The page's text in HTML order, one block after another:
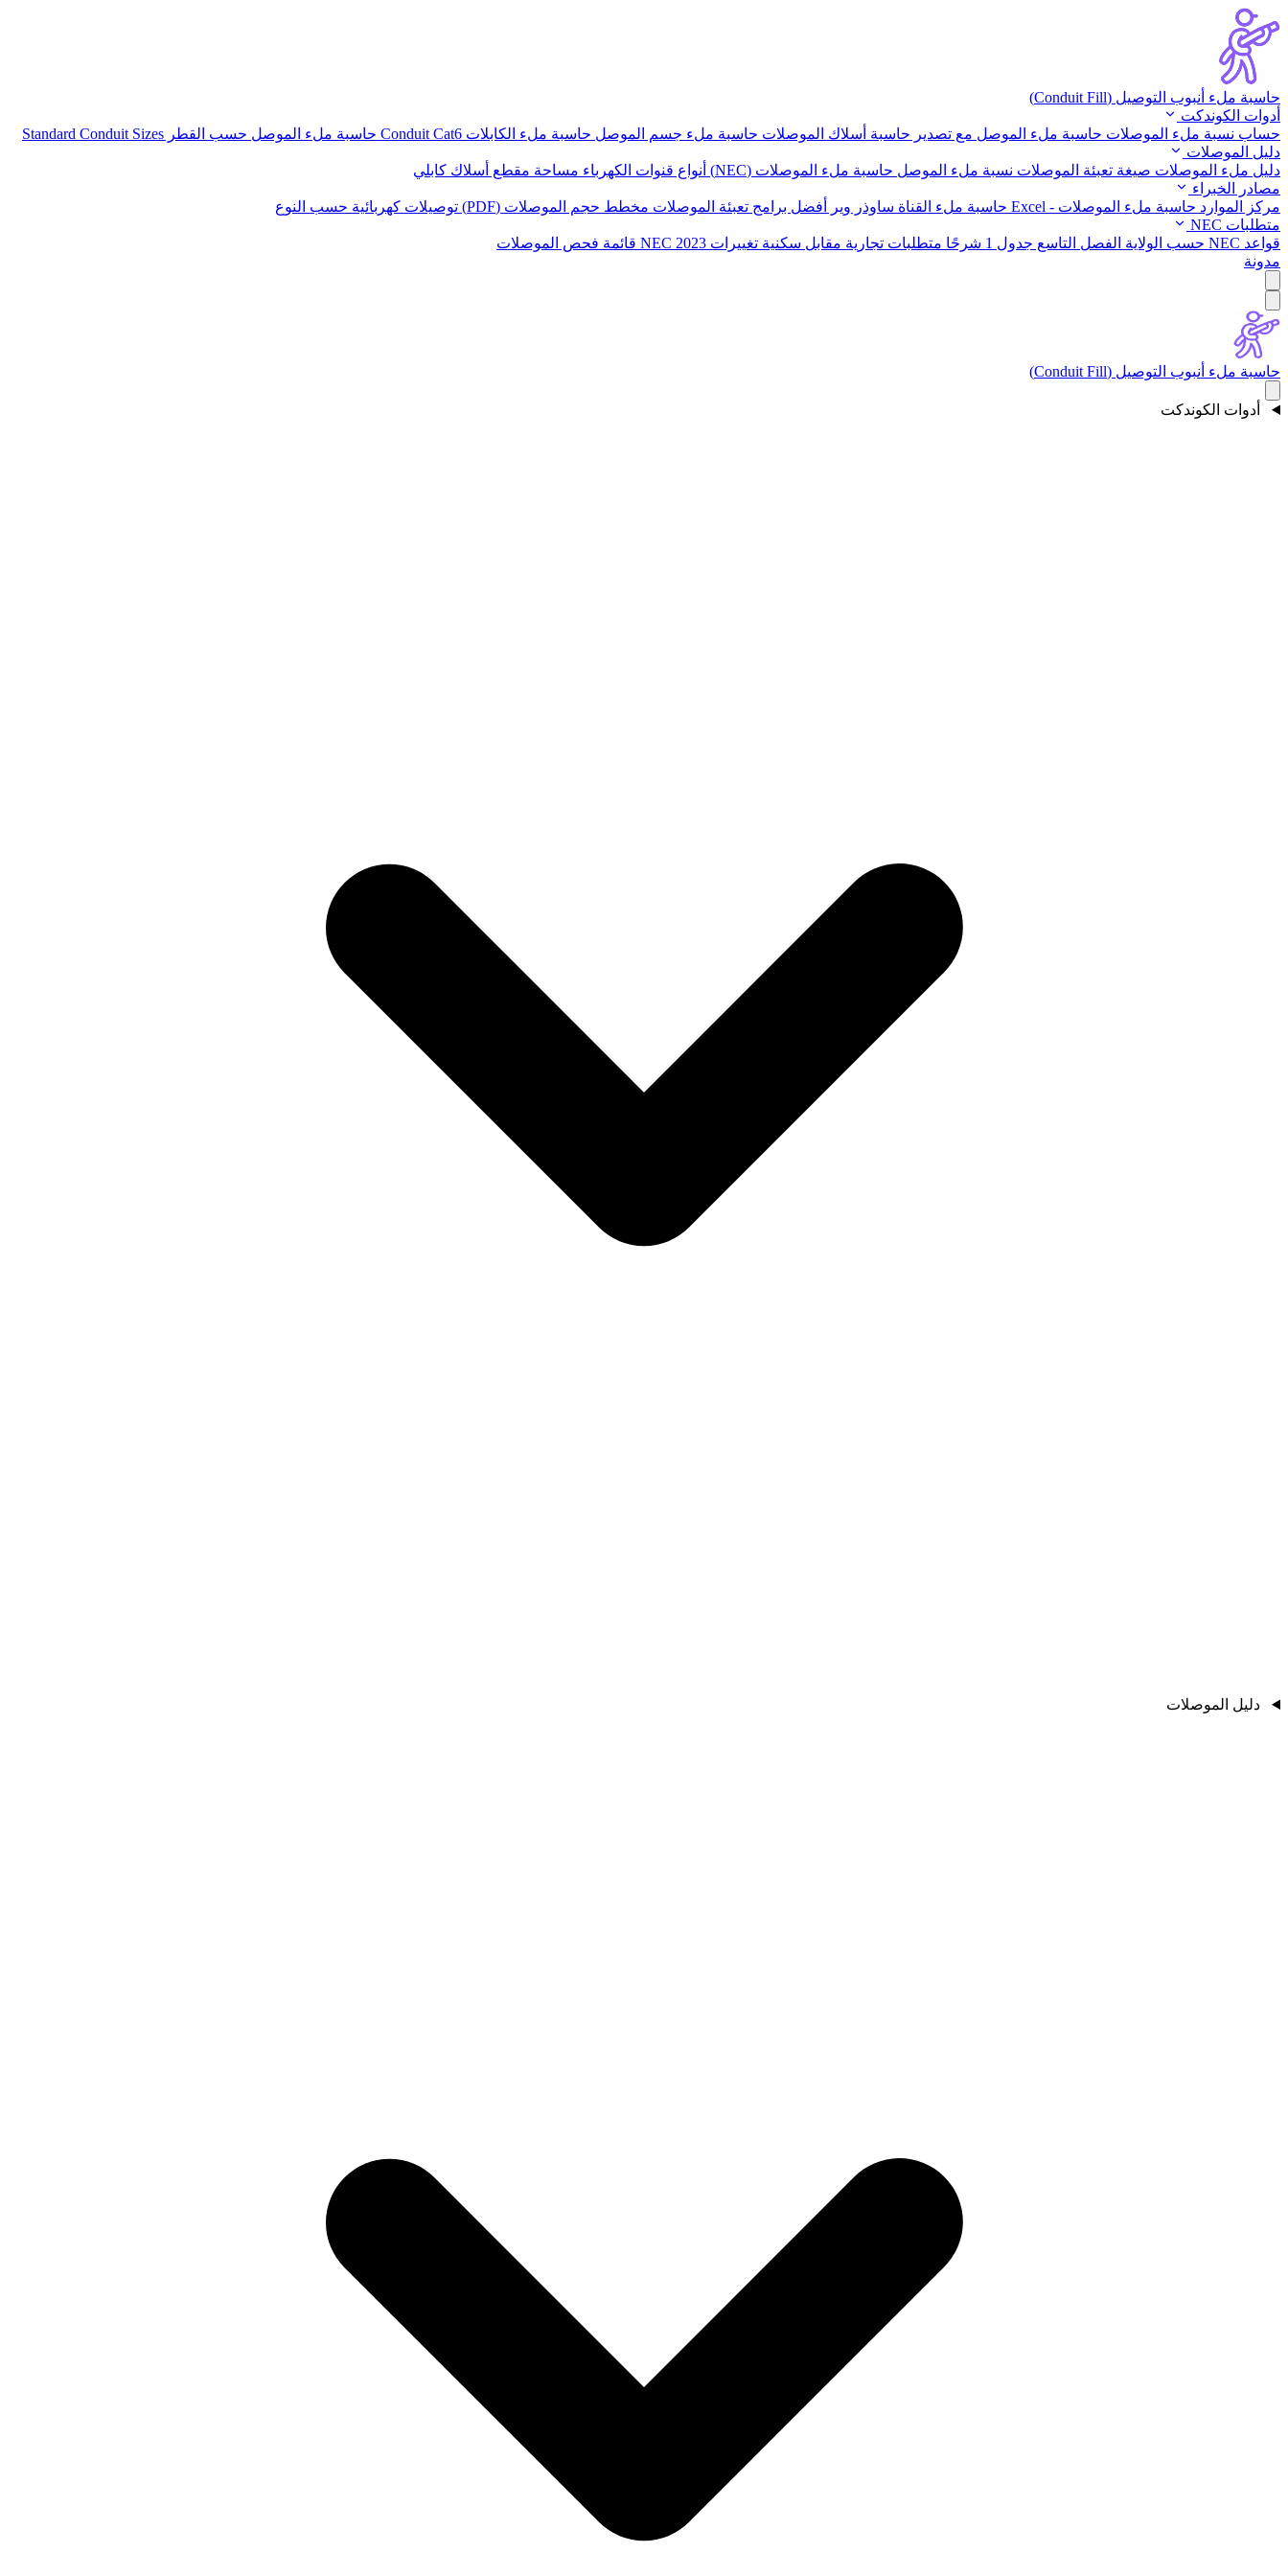
حاسبة ملء أنبوب التوصيل (Conduit Fill)
أدوات الكوندكت
حساب نسبة ملء الموصلات حاسبة ملء الموصل مع تصدير حاسبة أسلاك الموصلات حاسبة ملء جسم الموصل حاسبة ملء الكابلات Conduit Cat6 حاسبة ملء الموصل حسب القطر Standard Conduit Sizes
دليل الموصلات
دليل ملء الموصلات صيغة تعبئة الموصلات نسبة ملء الموصل حاسبة ملء الموصلات (NEC) أنواع قنوات الكهرباء مساحة مقطع أسلاك كابلي
مصادر الخبراء
مركز الموارد حاسبة ملء الموصلات - Excel حاسبة ملء القناة ساوذر وير أفضل برامج تعبئة الموصلات مخطط حجم الموصلات (PDF)
توصيلات كهربائية حسب النوع
متطلبات NEC
قواعد NEC حسب الولاية
الفصل التاسع جدول 1 شرحًا متطلبات تجارية مقابل سكنية تغييرات NEC 2023
قائمة فحص الموصلات
مدونة
حاسبة ملء أنبوب التوصيل (Conduit Fill)
أدوات الكوندكت
دليل الموصلات